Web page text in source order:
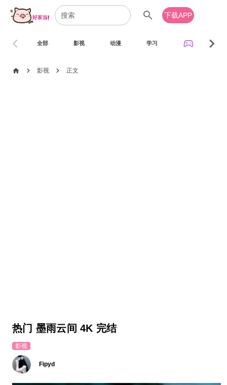
search 下载APP
全部 影视 动漫 学习 sports_esports
chevron_left chevron_right
home chevron_right 影视 chevron_right 正文
热门 墨雨云间 4K 完结
影视
Fipyd